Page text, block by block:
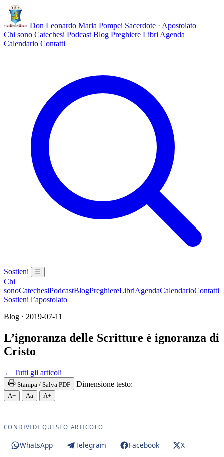
Don Leonardo Maria Pompei Sacerdote · Apostolato
Chi sono Catechesi Podcast Blog Preghiere Libri Agenda
Calendario Contatti
Sostieni ☰
Chi
sonoCatechesiPodcastBlogPreghiereLibriAgendaCalendarioContatti
Sostieni l’apostolato
Blog · 2019-07-11
L’ignoranza delle Scritture è ignoranza di
Cristo
← Tutti gli articoli
Stampa / Salva PDF Dimensione testo:
A− Aa A+
CONDIVIDI QUESTO ARTICOLO
WhatsApp Telegram Facebook
X